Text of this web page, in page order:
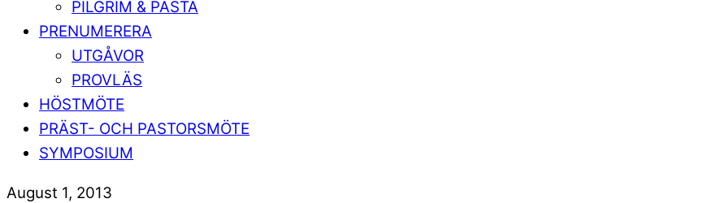
PILGRIM & PASTA
PRENUMERERA
UTGÅVOR
PROVLÄS
HÖSTMÖTE
PRÄST- OCH PASTORSMÖTE
SYMPOSIUM
August 1, 2013